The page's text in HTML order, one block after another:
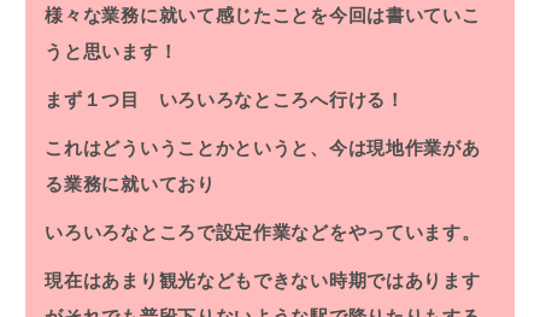
様々な業務に就いて感じたことを今回は書いていこ
うと思います！
まず１つ目 いろいろなところへ行ける！
これはどういうことかというと、今は現地作業があ
る業務に就いており
いろいろなところで設定作業などをやっています。
現在はあまり観光などもできない時期ではあります